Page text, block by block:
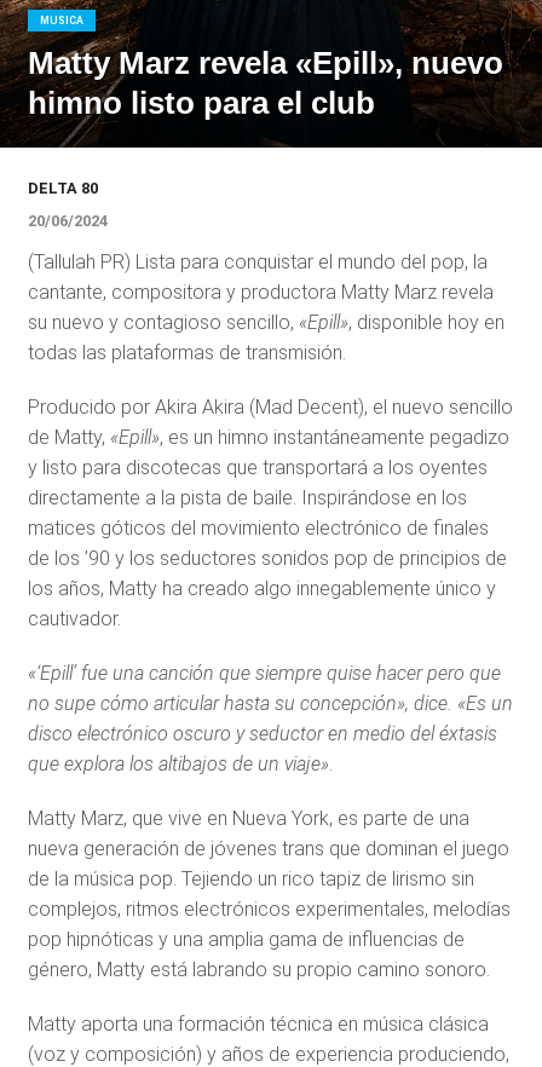
MUSICA
Matty Marz revela «Epill», nuevo
himno listo para el club
DELTA 80
20/06/2024
(Tallulah PR) Lista para conquistar el mundo del pop, la
cantante, compositora y productora Matty Marz revela
su nuevo y contagioso sencillo, «Epill», disponible hoy en
todas las plataformas de transmisión.
Producido por Akira Akira (Mad Decent), el nuevo sencillo
de Matty, «Epill», es un himno instantáneamente pegadizo
y listo para discotecas que transportará a los oyentes
directamente a la pista de baile. Inspirándose en los
matices góticos del movimiento electrónico de finales
de los ’90 y los seductores sonidos pop de principios de
los años, Matty ha creado algo innegablemente único y
cautivador.
«‘Epill’ fue una canción que siempre quise hacer pero que
no supe cómo articular hasta su concepción», dice. «Es un
disco electrónico oscuro y seductor en medio del éxtasis
que explora los altibajos de un viaje».
Matty Marz, que vive en Nueva York, es parte de una
nueva generación de jóvenes trans que dominan el juego
de la música pop. Tejiendo un rico tapiz de lirismo sin
complejos, ritmos electrónicos experimentales, melodías
pop hipnóticas y una amplia gama de influencias de
género, Matty está labrando su propio camino sonoro.
Matty aporta una formación técnica en música clásica
(voz y composición) y años de experiencia produciendo,